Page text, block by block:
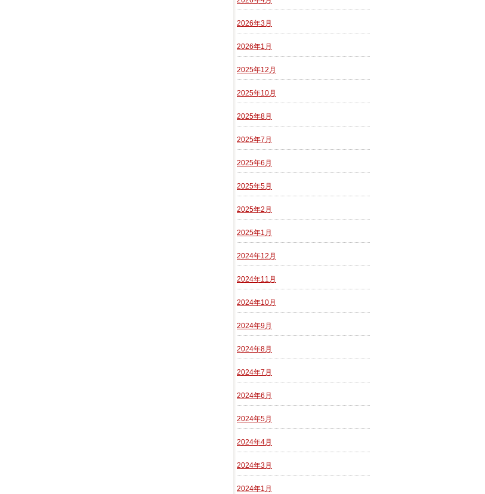
2026年3月
2026年1月
2025年12月
2025年10月
2025年8月
2025年7月
2025年6月
2025年5月
2025年2月
2025年1月
2024年12月
2024年11月
2024年10月
2024年9月
2024年8月
2024年7月
2024年6月
2024年5月
2024年4月
2024年3月
2024年1月